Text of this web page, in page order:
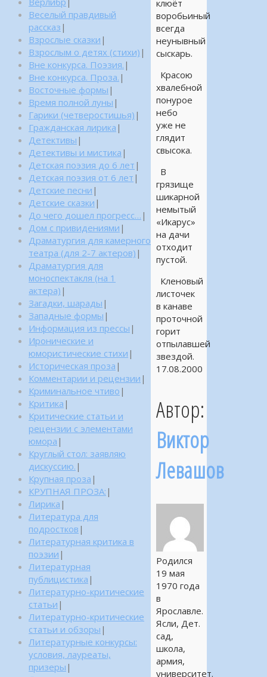
клюёт
воробьиный
всегда
неунывный
сыскарь.
Красою
хвалебной
понурое
небо
уже не
глядит
свысока.
В
грязище
шикарной
немытый
«Икарус»
на дачи
отходит
пустой.
Кленовый
листочек
в канаве
проточной
горит
отпылавшей
звездой.
17.08.2000
Автор:
Виктор
Левашов
Родился
19 мая
1970 года
в
Ярославле.
Ясли, Дет.
сад,
школа,
армия,
университет.
Веселый правдивый
рассказ |
Взрослые сказки |
Взрослым о детях (стихи) |
Вне конкурса. Поэзия. |
Вне конкурса. Проза. |
Восточные формы |
Время полной луны |
Гарики (четверостишья) |
Гражданская лирика |
Детективы |
Детективы и мистика |
Детская поэзия до 6 лет |
Детская поэзия от 6 лет |
Детские песни |
Детские сказки |
До чего дошел прогресс… |
Дом с привидениями |
Драматургия для камерного
театра (для 2-7 актеров) |
Драматургия для
моноспектакля (на 1
актера) |
Загадки, шарады |
Западные формы |
Информация из прессы |
Иронические и
юмористические стихи |
Историческая проза |
Комментарии и рецензии |
Криминальное чтиво |
Критика |
Критические статьи и
рецензии с элементами
юмора |
Круглый стол: заявляю
дискуссию. |
Крупная проза |
КРУПНАЯ ПРОЗА: |
Лирика |
Литература для
подростков |
Литературная критика в
поэзии |
Литературная
публицистика |
Литературно-критические
статьи |
Литературно-критические
статьи и обзоры |
Литературные конкурсы:
условия, лауреаты,
призеры |